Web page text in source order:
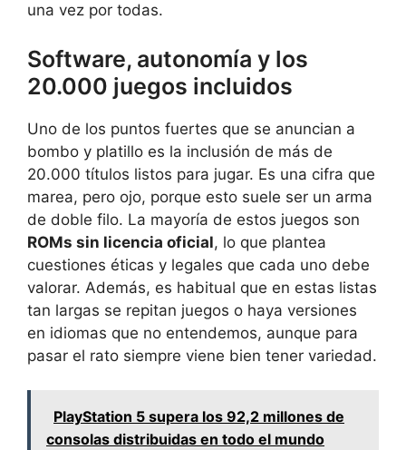
una vez por todas.
Software, autonomía y los
20.000 juegos incluidos
Uno de los puntos fuertes que se anuncian a
bombo y platillo es la inclusión de más de
20.000 títulos listos para jugar. Es una cifra que
marea, pero ojo, porque esto suele ser un arma
de doble filo. La mayoría de estos juegos son
ROMs sin licencia oficial, lo que plantea
cuestiones éticas y legales que cada uno debe
valorar. Además, es habitual que en estas listas
tan largas se repitan juegos o haya versiones
en idiomas que no entendemos, aunque para
pasar el rato siempre viene bien tener variedad.
PlayStation 5 supera los 92,2 millones de
consolas distribuidas en todo el mundo